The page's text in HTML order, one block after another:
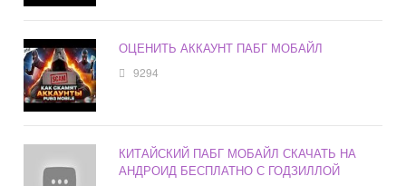
ОЦЕНИТЬ АККАУНТ ПАБГ МОБАЙЛ
9294
КИТАЙСКИЙ ПАБГ МОБАЙЛ СКАЧАТЬ НА
АНДРОИД БЕСПЛАТНО С ГОДЗИЛЛОЙ